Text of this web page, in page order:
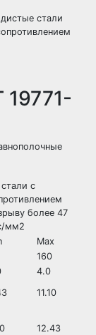
стали
с
более 47
мм2
Max
160
4.0
11.10
12.43